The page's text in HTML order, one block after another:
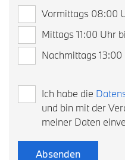
Vormittags 08:00
Mittags 11:00 Uhr
Nachmittags
Ich habe die
und bin mit der
meiner Daten